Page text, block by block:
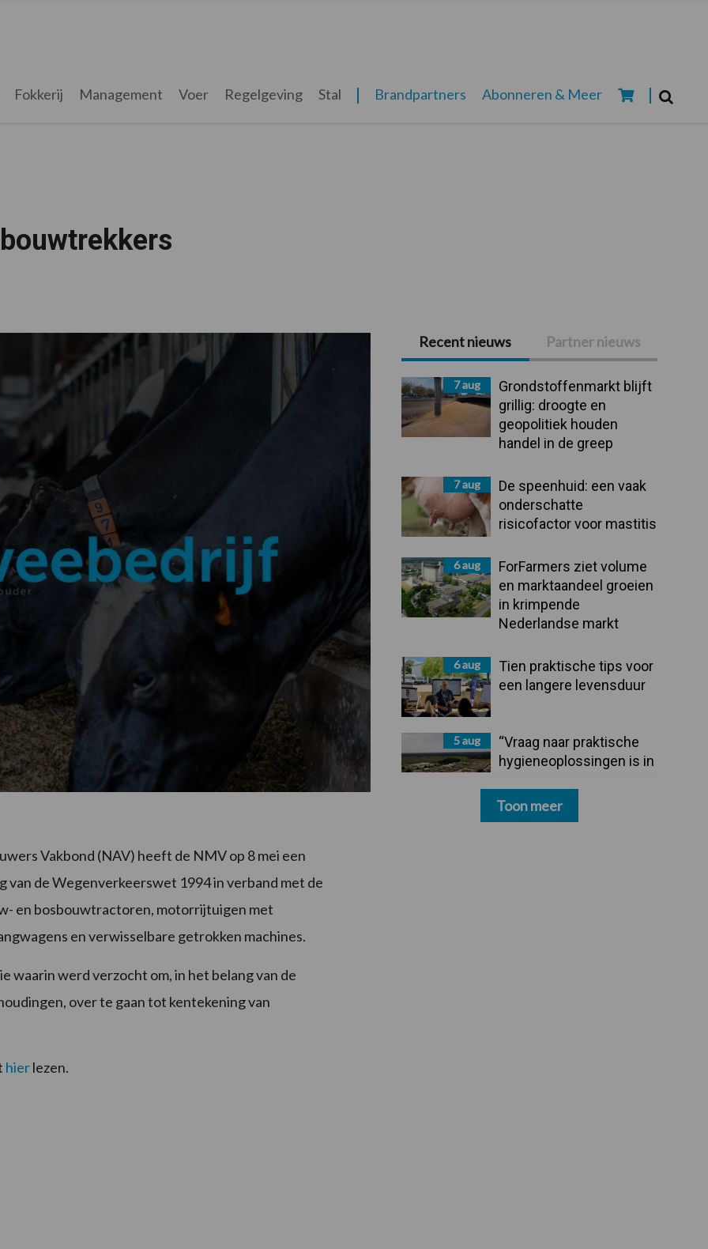
Fokkerij Management Voer Regelgeving Stal Brandpartners Abonneren & Meer
Vakbond (NAV) heeft de NMV op 8 mei een
van de Wegenverkeerswet 1994 in verband met de
en bosbouwtractoren, motorrijtuigen met
en verwisselbare getrokken machines.
waarin werd verzocht om, in het belang van de
over te gaan tot kentekening van
hierlezen.
Primaire
Sidebar
Recent nieuws Partner nieuws
7 aug
Grondstoffenmarkt blijft
grillig: droogte en
geopolitiek houden
handel in de greep
7 aug
De speenhuid: een vaak
onderschatte
risicofactor voor mastitis
6 aug
ForFarmers ziet volume
en marktaandeel groeien
in krimpende
Nederlandse markt
6 aug
Tien praktische tips voor
een langere levensduur
5 aug
“Vraag naar praktische
hygieneoplossingen is in
Toon meer